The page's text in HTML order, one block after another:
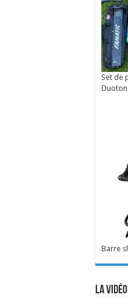
Set de
Barre
La